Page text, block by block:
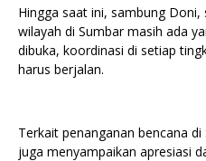
Hingga saat ini, sambung
wilayah di Sumbar masih ada
dibuka, koordinasi di setiap
harus berjalan.
Terkait penanganan bencana
juga menyampaikan apresiasi